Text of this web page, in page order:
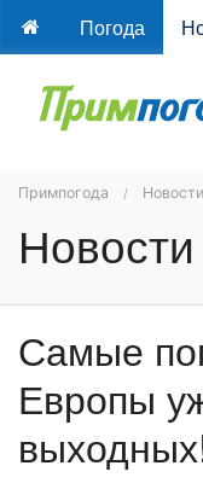
Погода
Примпогода Новости
Новости
Самые
Европы